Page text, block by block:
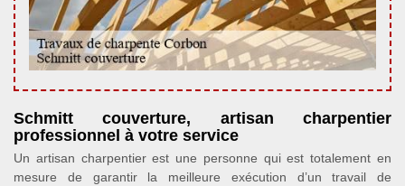
Schmitt couverture, artisan charpentier
professionnel à votre service
Un artisan charpentier est une personne qui est totalement en
mesure de garantir la meilleure exécution d’un travail de